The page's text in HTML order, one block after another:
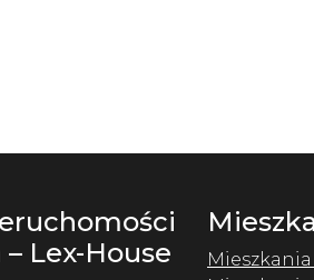
– Lex-House